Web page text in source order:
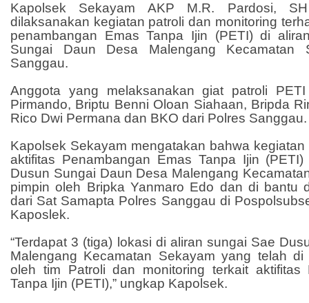
Kapolsek Sekayam AKP M.R. Pardosi,
dilaksanakan kegiatan patroli dan monitoring
penambangan Emas Tanpa Ijin (PETI) di
Sungai Daun Desa Malengang Kecamatan
Sanggau.
Anggota yang melaksanakan giat patroli
Pirmando, Briptu Benni Oloan Siahaan, Bripda
Rico Dwi Permana dan BKO dari Polres Sanggau.
Kapolsek Sekayam mengatakan bahwa
aktifitas Penambangan Emas Tanpa Ijin
Dusun Sungai Daun Desa Malengang
pimpin oleh Bripka Yanmaro Edo dan di bantu
dari Sat Samapta Polres Sanggau di
Kaposlek.
“Terdapat 3 (tiga) lokasi di aliran sungai Sae
Malengang Kecamatan Sekayam yang telah
oleh tim Patroli dan monitoring terkait aktifitas
Tanpa Ijin (PETI),” ungkap Kapolsek.